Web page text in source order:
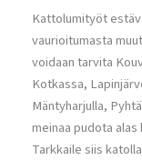
Kattolumityöt
vaurioitumasta
voidaan tarvita
Kotkassa,
Mäntyharjulla,
meinaa pudota
Tarkkaile siis